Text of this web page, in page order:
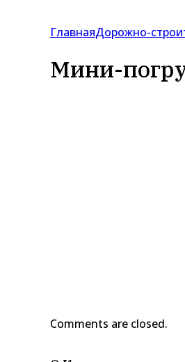
ГлавнаяДорожно-
Мини-
Comments are closed.